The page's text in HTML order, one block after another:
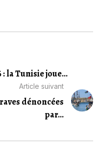
la Tunisie joue...
Article suivant
dénoncées
par...